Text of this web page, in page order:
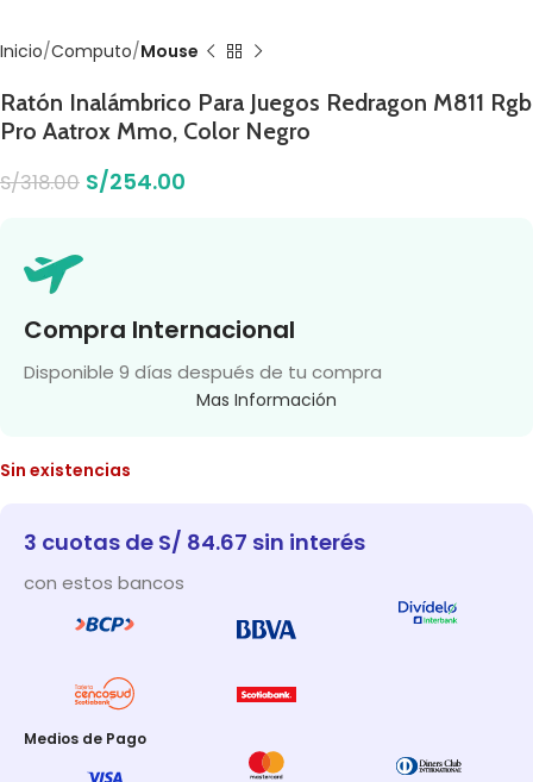
Inicio Computo Mouse
Ratón Inalámbrico Para Juegos Redragon M811 Rgb
Pro Aatrox Mmo, Color Negro
S/318.00 S/254.00
Compra Internacional
Disponible 9 días después de tu compra
Mas Información
Sin existencias
3 cuotas de S/ 84.67 sin interés
con estos bancos
Medios de Pago